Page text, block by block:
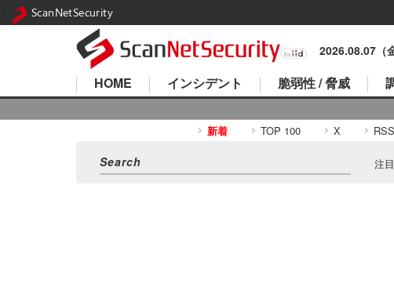
2026.08.07（
HOME インシデント 脆弱性 / 脅威
新着 TOP 100 X RSS
注
ScanNetSecurity